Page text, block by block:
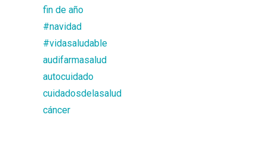
fin de año
#navidad
#vidasaludable
audifarmasalud
autocuidado
cuidadosdelasalud
cáncer